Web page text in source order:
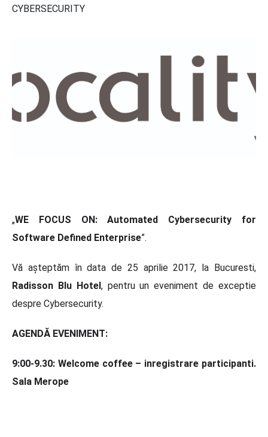
CYBERSECURITY
„WE
FOCUS ON: Automated Cybersecurity for
Software Defined Enterprise”.
Vă așteptăm în data de 25 aprilie 2017, la Bucuresti,
Radisson Blu Hotel, pentru un eveniment de exceptie
despre Cybersecurity.
AGENDĂ EVENIMENT:
9:00-9.30: Welcome coffee – inregistrare participanti.
Sala Merope